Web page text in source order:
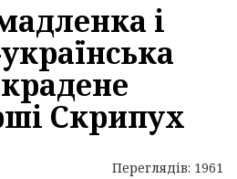
і
Скрипух
Переглядів: 1961